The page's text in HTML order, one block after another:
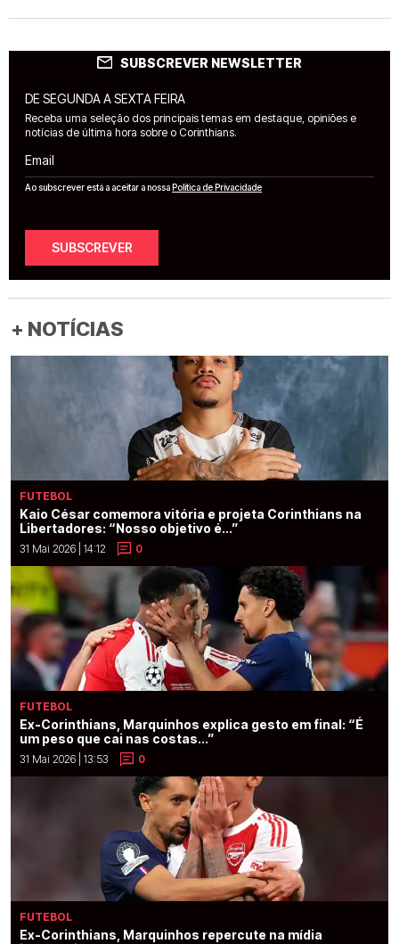
SUBSCREVER NEWSLETTER
DE SEGUNDA A SEXTA FEIRA
Receba uma seleção dos principais temas em destaque, opiniões e
notícias de última hora sobre o Corinthians.
Email
Ao subscrever está a aceitar a nossaPolítica de Privacidade
SUBSCREVER
+ NOTÍCIAS
FUTEBOL
Kaio César comemora vitória e projeta Corinthians na
Libertadores: “Nosso objetivo é...”
31 Mai 2026 | 14:12 0
FUTEBOL
Ex-Corinthians, Marquinhos explica gesto em final: “É
um peso que cai nas costas...”
31 Mai 2026 | 13:53 0
FUTEBOL
Ex-Corinthians, Marquinhos repercute na mídia